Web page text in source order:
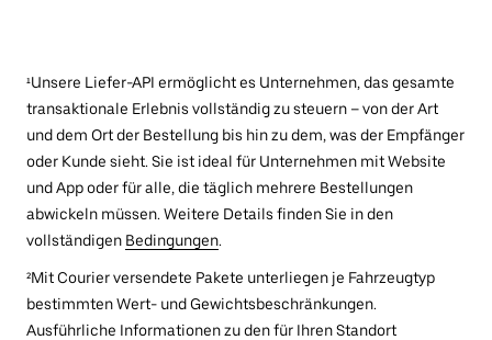
¹Unsere Liefer-API ermöglicht es Unternehmen, das gesamte
transaktionale Erlebnis vollständig zu steuern – von der Art
und dem Ort der Bestellung bis hin zu dem, was der Empfänger
oder Kunde sieht. Sie ist ideal für Unternehmen mit Website
und App oder für alle, die täglich mehrere Bestellungen
abwickeln müssen. Weitere Details finden Sie in den
vollständigen Bedingungen.
²Mit Courier versendete Pakete unterliegen je Fahrzeugtyp
bestimmten Wert- und Gewichtsbeschränkungen.
Ausführliche Informationen zu den für Ihren Standort